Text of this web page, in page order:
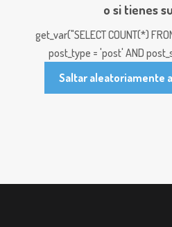
o si tienes
get_var("SELECT COUNT(*)
post_type = 'post' AND
Saltar aleatoriamente